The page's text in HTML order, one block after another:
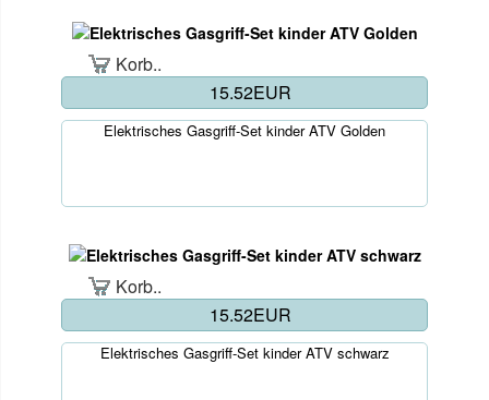
Korb..
15.52EUR
Elektrisches Gasgriff-Set kinder ATV Golden
Korb..
15.52EUR
Elektrisches Gasgriff-Set kinder ATV schwarz